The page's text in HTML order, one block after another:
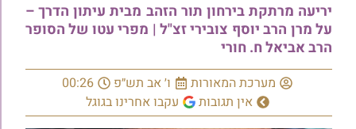
יריעה מרתקת בירחון תור הזהב מבית עיתון הדרך –
על מרן הרב יוסף צובירי זצ"ל | מפרי עטו של הסופר
הרב אביאל ח. חורי
מערכת המאורות ו׳ אב תש״פ
00:26
אין תגובות
עקבו אחרינו בגוגל